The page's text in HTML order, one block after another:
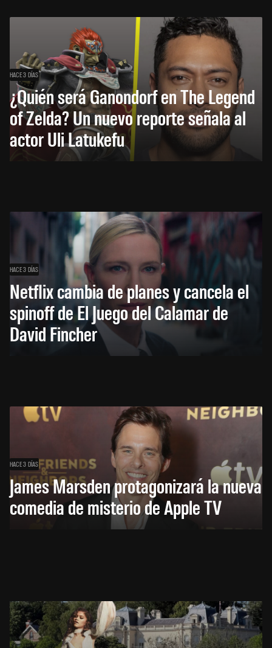
HACE 3 DÍAS
¿Quién será Ganondorf en The Legend
of Zelda? Un nuevo reporte señala al
actor Uli Latukefu
HACE 3 DÍAS
Netflix cambia de planes y cancela el
spinoff de El Juego del Calamar de
David Fincher
HACE 3 DÍAS
James Marsden protagonizará la nueva
comedia de misterio de Apple TV